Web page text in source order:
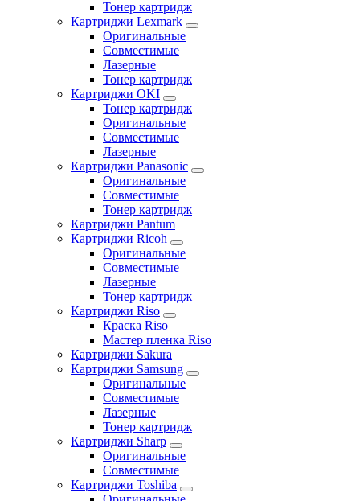
Тонер картридж
Картриджи Lexmark
Оригинальные
Совместимые
Лазерные
Тонер картридж
Картриджи OKI
Тонер картридж
Оригинальные
Совместимые
Лазерные
Картриджи Panasonic
Оригинальные
Совместимые
Тонер картридж
Картриджи Pantum
Картриджи Ricoh
Оригинальные
Совместимые
Лазерные
Тонер картридж
Картриджи Riso
Краска Riso
Мастер пленка Riso
Картриджи Sakura
Картриджи Samsung
Оригинальные
Совместимые
Лазерные
Тонер картридж
Картриджи Sharp
Оригинальные
Совместимые
Картриджи Toshiba